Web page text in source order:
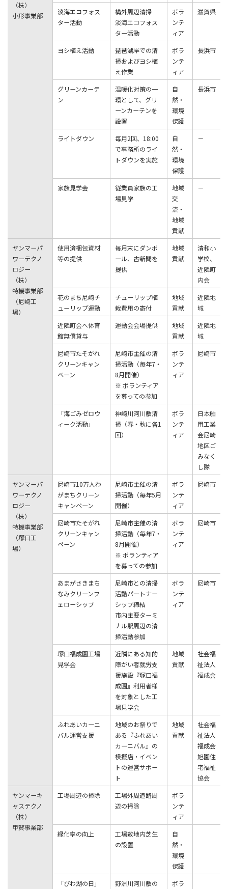
（株）
⼩形事業部
淡海エコフォス
ター活動
構外周辺清掃
淡海エコフォス
ター活動
ボラ
ンテ
ィア
滋賀県
ヨシ植え活動
琵琶湖岸での清
掃およびヨシ植
え作業
ボラ
ンテ
ィア
長浜市
グリーンカーテ
ン
温暖化対策の⼀
環として、グリ
ーンカーテンを
設置
⾃
然・
環境
保護
⻑浜市
ライトダウン
毎⽉2回、18:00
で事務所のライ
トダウンを実施
⾃
然・
環境
保護
－
家族見学会
従業員家族の工
場見学
地域
交
流・
地域
貢献
－
ヤンマーパ
ワーテクノ
ロジー
（株）
特機事業部
（尼崎⼯
場）
使用済梱包資材
等の提供
毎⽉末にダンボ
ール、古新聞を
提供
地域
貢献
清和⼩
学校、
近隣町
内会
花のまち尼崎チ
ューリップ運動
チューリップ植
栽費⽤の寄付
地域
貢献
近隣地
域
近隣町会へ体育
館無償貸与
運動会会場提供
地域
貢献
近隣地
域
尼崎市たそがれ
クリーンキャン
ペーン
尼崎市主催の清
掃活動（毎年7・
8月開催）
※ ボランティア
を募っての参加
ボラ
ンテ
ィア
尼崎市
「海ごみゼロウ
ィーク活動」
神崎川河川敷清
掃（春・秋に各1
回）
ボラ
ンテ
ィア
⽇本舶
⽤⼯業
会尼崎
地区ご
みなく
し隊
ヤンマーパ
ワーテクノ
ロジー
（株）
特機事業部
（塚⼝⼯
場）
尼崎市10万人わ
がまちクリーン
キャンペーン
尼崎市主催の清
掃活動（毎年5月
開催）
ボラ
ンテ
ィア
尼崎市
尼崎市たそがれ
クリーンキャン
ペーン
尼崎市主催の清
掃活動（毎年7・
8月開催）
※ ボランティア
を募っての参加
ボラ
ンテ
ィア
尼崎市
あまがさきまち
なみクリーンフ
ェローシップ
尼崎市との清掃
活動パートナー
シップ締結
市内主要ターミ
ナル駅周辺の清
掃活動参加
ボラ
ンテ
ィア
尼崎市
塚口福成園工場
見学会
近隣にある知的
障がい者就労支
援施設『塚口福
成園』利用者様
を対象とした工
場見学会
地域
貢献
社会福
祉法人
福成会
ふれあいカーニ
バル運営支援
地域のお祭りで
ある『ふれあい
カーニバル』の
模擬店・イベン
トの運営サポー
ト
地域
貢献
社会福
祉法人
福成会
旭園住
宅福祉
協会
ヤンマーキ
ャステクノ
（株）
甲賀事業部
⼯場周辺の掃除
⼯場外周道路周
辺の掃除
ボラ
ンテ
ィア
緑化率の向上
⼯場敷地内芝⽣
の設置
⾃
然・
環境
保護
「びわ湖の⽇」
野洲川河川敷の ボラ